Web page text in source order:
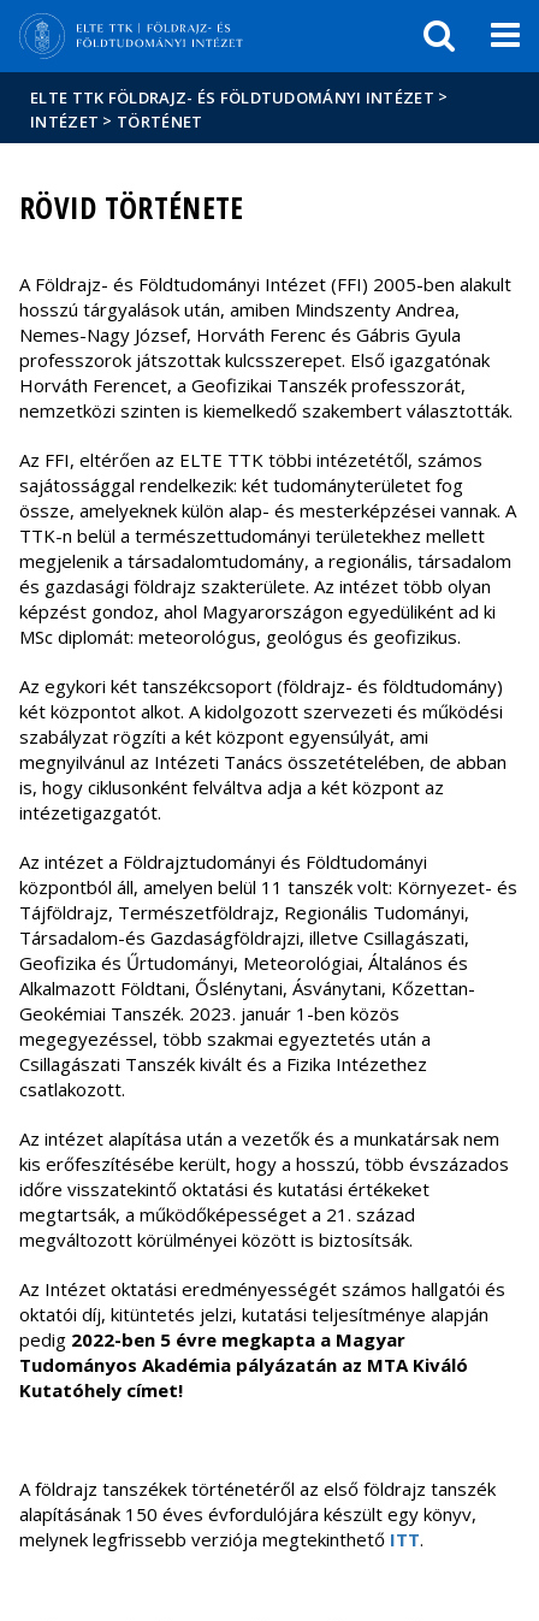
Hírek
Események
ELTE a
sajtóban
ELTE TTK FÖLDRAJZ- ÉS FÖLDTUDOMÁNYI INTÉZET >
INTÉZET > TÖRTÉNET
RÖVID TÖRTÉNETE
A Földrajz- és Földtudományi Intézet (FFI) 2005-ben alakult
hosszú tárgyalások után, amiben Mindszenty Andrea,
Nemes-Nagy József, Horváth Ferenc és Gábris Gyula
professzorok játszottak kulcsszerepet. Első igazgatónak
Horváth Ferencet, a Geofizikai Tanszék professzorát,
nemzetközi szinten is kiemelkedő szakembert választották.
Az FFI, eltérően az ELTE TTK többi intézetétől, számos
sajátossággal rendelkezik: két tudományterületet fog
össze, amelyeknek külön alap- és mesterképzései vannak. A
TTK-n belül a természettudományi területekhez mellett
megjelenik a társadalomtudomány, a regionális, társadalom
és gazdasági földrajz szakterülete. Az intézet több olyan
képzést gondoz, ahol Magyarországon egyedüliként ad ki
MSc diplomát: meteorológus, geológus és geofizikus.
Az egykori két tanszékcsoport (földrajz- és földtudomány)
két központot alkot. A kidolgozott szervezeti és működési
szabályzat rögzíti a két központ egyensúlyát, ami
megnyilvánul az Intézeti Tanács összetételében, de abban
is, hogy ciklusonként felváltva adja a két központ az
intézetigazgatót.
Az intézet a Földrajztudományi és Földtudományi
központból áll, amelyen belül 11 tanszék volt: Környezet- és
Tájföldrajz, Természetföldrajz, Regionális Tudományi,
Társadalom-és Gazdaságföldrajzi, illetve Csillagászati,
Geofizika és Űrtudományi, Meteorológiai, Általános és
Alkalmazott Földtani, Őslénytani, Ásványtani, Kőzettan-
Geokémiai Tanszék. 2023. január 1-ben közös
megegyezéssel, több szakmai egyeztetés után a
Csillagászati Tanszék kivált és a Fizika Intézethez
csatlakozott.
Az intézet alapítása után a vezetők és a munkatársak nem
kis erőfeszítésébe került, hogy a hosszú, több évszázados
időre visszatekintő oktatási és kutatási értékeket
megtartsák, a működőképességet a 21. század
megváltozott körülményei között is biztosítsák.
Az Intézet oktatási eredményességét számos hallgatói és
oktatói díj, kitüntetés jelzi, kutatási teljesítménye alapján
pedig 2022-ben 5 évre megkapta a Magyar
Tudományos Akadémia pályázatán az MTA Kiváló
Kutatóhely címet!
A földrajz tanszékek történetéről az első földrajz tanszék
alapításának 150 éves évfordulójára készült egy könyv,
melynek legfrissebb verziója megtekinthető ITT.